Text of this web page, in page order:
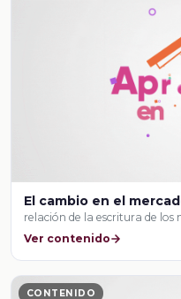
El cambio en el
relación de la escritura de los
Ver contenido
CONTENIDO